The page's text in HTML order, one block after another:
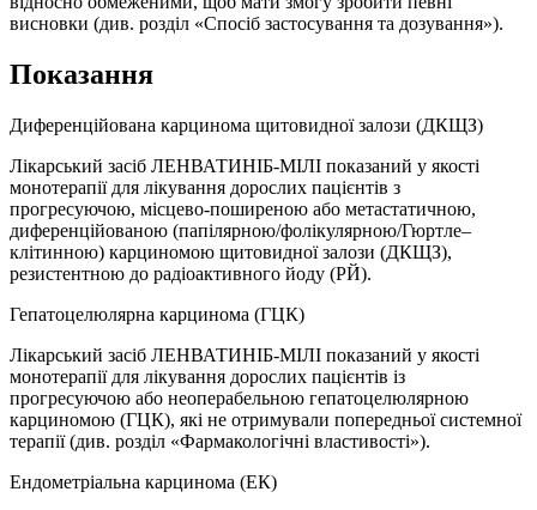
висновки (див. розділ «Спосіб застосування та дозування»).
Показання
Диференційована карцинома щитовидної залози (ДКЩЗ)
Лікарський засіб ЛЕНВАТИНІБ-МІЛІ показаний у якості
монотерапії для лікування дорослих пацієнтів з
прогресуючою, місцево-поширеною або метастатичною,
диференційованою (папілярною/фолікулярною/Гюртле–
клітинною) карциномою щитовидної залози (ДКЩЗ),
резистентною до радіоактивного йоду (РЙ).
Гепатоцелюлярна карцинома (ГЦК)
Лікарський засіб ЛЕНВАТИНІБ-МІЛІ показаний у якості
монотерапії для лікування дорослих пацієнтів із
прогресуючою або неоперабельною гепатоцелюлярною
карциномою (ГЦК), які не отримували попередньої системної
терапії (див. розділ «Фармакологічні властивості»).
Ендометріальна карцинома (ЕК)